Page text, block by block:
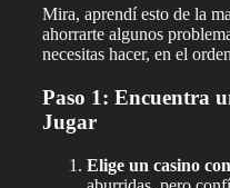
Mira, aprendí esto de la
ahorrarte algunos
necesitas hacer, en el
Paso 1: Encuentra
Jugar
Elige un casino